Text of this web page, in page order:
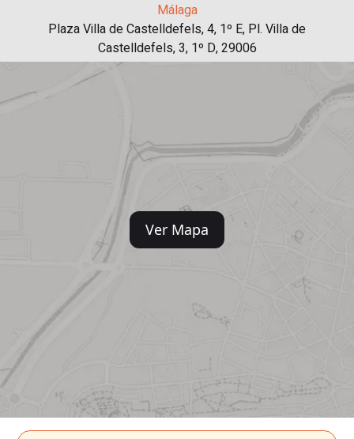
Málaga
Plaza Villa de Castelldefels, 4, 1º E, Pl. Villa de
Castelldefels, 3, 1º D, 29006
Ver Mapa